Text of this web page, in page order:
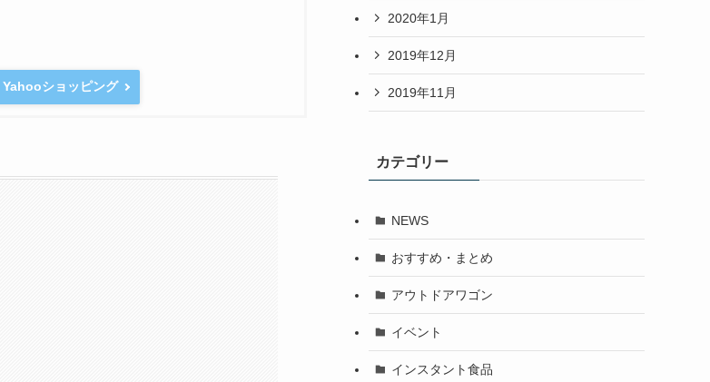
Yahooショッピング
2020年1月
2019年12月
2019年11月
カテゴリー
NEWS
おすすめ・まとめ
アウトドアワゴン
イベント
インスタント食品